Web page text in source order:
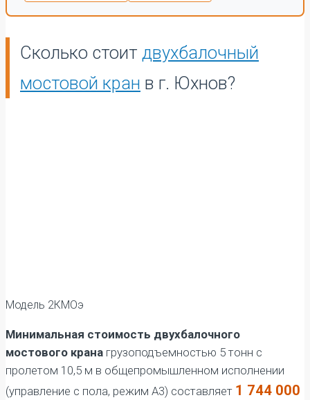
Сколько стоит двухбалочный
мостовой кран в г. Юхнов?
Модель 2КМОэ
Минимальная стоимость двухбалочного
мостового крана грузоподъемностью 5 тонн с
пролетом 10,5 м в общепромышленном исполнении
(управление с пола, режим А3) составляет 1 744 000